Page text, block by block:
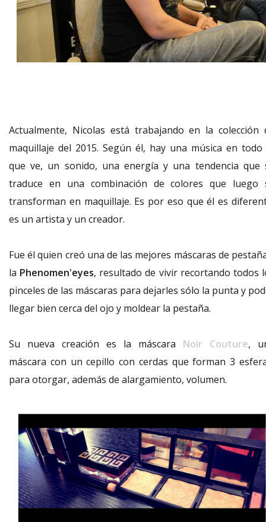
Actualmente, Nicolas está trabajando en la colección
maquillaje del 2015. Según él, hay una música en
que ve, un sonido, una energía y una tendencia que
traduce en una combinación de colores que luego
transforman en maquillaje. Es por eso que él es
es un artista y un creador.
Fue él quien creó una de las mejores máscaras de
la Phenomen'eyes, resultado de vivir recortando todos
pinceles de las máscaras para dejarles sólo la punta y
llegar bien cerca del ojo y moldear la pestaña.
Su nueva creación es la máscara Noir Couture,
máscara con un cepillo con cerdas que forman 3
para otorgar, además de alargamiento, volumen.